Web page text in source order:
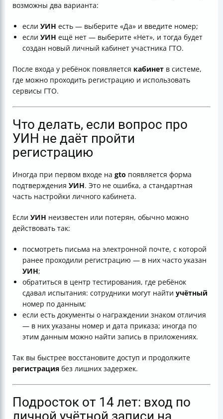
возможны два варианта:
если УИН есть — выберите «Да» и введите номер;
если УИН ещё нет — выберите «Нет», и тогда будет
создан новый личный кабинет участника ГТО.
После входа у ребёнок появляется кабинет в системе,
где можно проходить регистрацию и использовать
сервисы ГТО.
Что делать, если вопрос про
УИН не даёт пройти
регистрацию
Иногда при первом входе на gto появляется форма
подтверждения УИН. Это не ошибка, а стандартная
часть настройки личного кабинета.
Если УИН неизвестен или потерян, обычно можно
действовать так:
посмотреть письма на электронной почте, с которой
ранее проходили регистрацию — в них часто указан
УИН;
обратиться в центр тестирования, где ребёнок
сдавал испытания: сотрудники могут найти учётный
номер по данным;
если есть документы о награждении знаком отличия
— в них указаны номер и дата приказа; иногда по
этим данным можно найти запись в приложениях.
Так вы быстрее восстановите доступ и продолжите
регистрация без лишних задержек.
Подросток от 14 лет: вход по